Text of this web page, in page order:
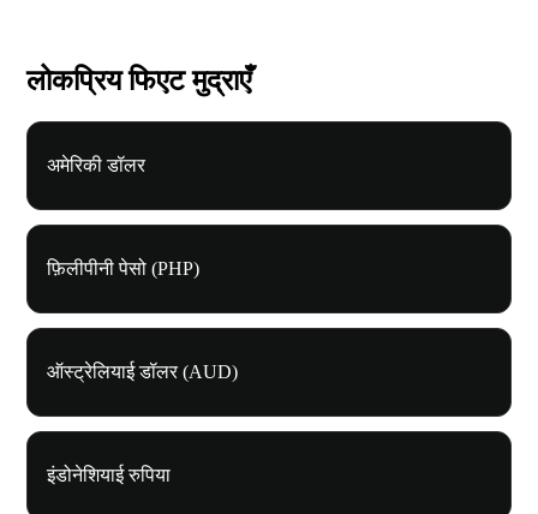
लोकप्रिय फिएट मुद्राएँ
अमेरिकी डॉलर
फ़िलीपीनी पेसो (PHP)
ऑस्ट्रेलियाई डॉलर (AUD)
इंडोनेशियाई रुपिया